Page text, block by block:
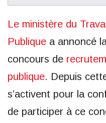
Le ministère du
Publique a annoncé
concours de
publique. Depuis
s’activent pour la
de participer à ce